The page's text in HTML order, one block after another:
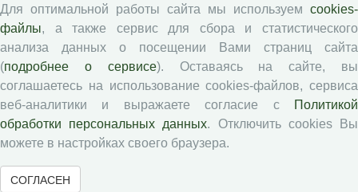
Правила для авторов
Типовой лицензионный договор
Публикационная этика
Согласие на обработку персональных данных
Авторские права
Для оптимальной работы сайта мы используем cookies-
файлы, а также сервис для сбора и статистического
анализа данных о посещении Вами страниц сайта
(подробнее о сервисе). Оставаясь на сайте, вы
соглашаетесь на использование cookies-файлов, сервиса
веб-аналитики и выражаете согласие с
Политикой
обработки персональных данных. Отключить cookies Вы
можете в настройках своего браузера.
СОГЛАСЕН